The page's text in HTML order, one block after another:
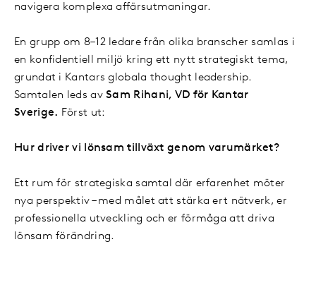
navigera komplexa affärsutmaningar.
En grupp om 8–12 ledare från olika branscher samlas i
en konfidentiell miljö kring ett nytt strategiskt tema,
grundat i Kantars globala thought leadership.
Samtalen leds avSam Rihani, VD för Kantar
Sverige. Först ut:
Hur driver vi lönsam tillväxt genom varumärket?
Ett rum för strategiska samtal där erfarenhet möter
nya perspektiv – med målet att stärka ert nätverk, er
professionella utveckling och er förmåga att driva
lönsam förändring.